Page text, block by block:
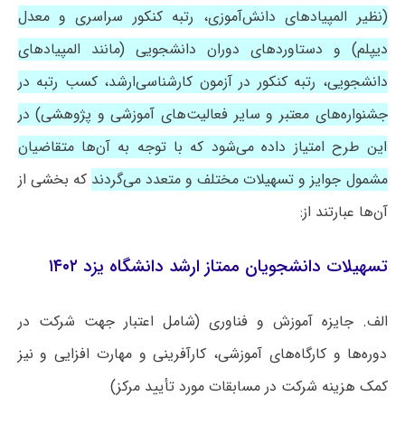
(نظیر المپیادهای دانش‌آموزی، رتبه کنکور سراسری و معدل
دیپلم) و دستاوردهای دوران دانشجویی (مانند المپیادهای
دانشجویی، رتبه کنکور در آزمون کارشناسی‌ارشد، کسب رتبه در
جشنواره‌های معتبر و سایر فعالیت‌های آموزشی و پژوهشی) در
این طرح امتیاز داده می‌شود که با توجه به آن‌ها متقاضیان
مشمول جوایز و تسهیلات مختلف و متعدد می‌گردند که بخشی از
آن‌ها عبارتند از:
تسهیلات دانشجویان ممتاز ارشد دانشگاه یزد ۱۴۰۲
الف. جایزه آموزش و فناوری (شامل اعتبار جهت شرکت در
دوره‌ها و کارگاه‌های آموزشی، کارآفرینی و مهارت افزایی و نیز
کمک هزینه شرکت در مسابقات مورد تأیید مرکز)